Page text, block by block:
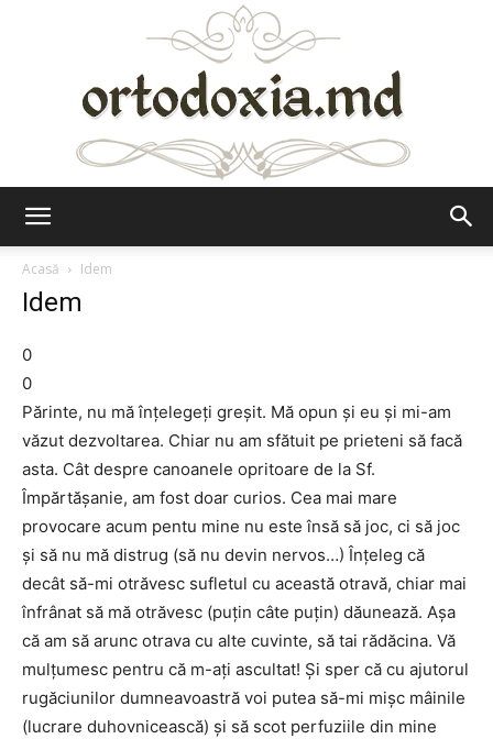
Acasă
Idem
Idem
0
0
Părinte, nu mă înțelegeți greșit. Mă opun și eu și mi-am
văzut dezvoltarea. Chiar nu am sfătuit pe prieteni să facă
asta. Cât despre canoanele opritoare de la Sf.
Împărtășanie, am fost doar curios. Cea mai mare
provocare acum pentu mine nu este însă să joc, ci să joc
și să nu mă distrug (să nu devin nervos…) Înțeleg că
decât să-mi otrăvesc sufletul cu această otravă, chiar mai
înfrânat să mă otrăvesc (puțin câte puțin) dăunează. Așa
că am să arunc otrava cu alte cuvinte, să tai rădăcina. Vă
mulțumesc pentru că m-ați ascultat! Și sper că cu ajutorul
rugăciunilor dumneavoastră voi putea să-mi mișc mâinile
(lucrare duhovnicească) și să scot perfuziile din mine